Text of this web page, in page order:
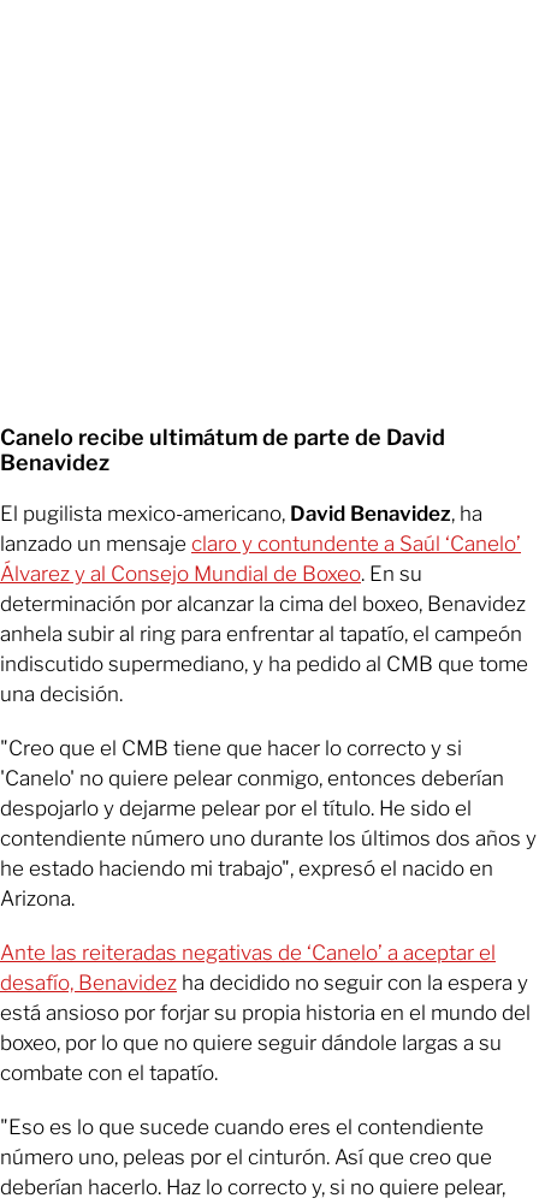
Canelo recibe ultimátum de parte de David
Benavidez
El pugilista mexico-americano, David Benavidez, ha
lanzado un mensaje claro y contundente a Saúl ‘Canelo’
Álvarez y al Consejo Mundial de Boxeo. En su
determinación por alcanzar la cima del boxeo, Benavidez
anhela subir al ring para enfrentar al tapatío, el campeón
indiscutido supermediano, y ha pedido al CMB que tome
una decisión.
"Creo que el CMB tiene que hacer lo correcto y si
'Canelo' no quiere pelear conmigo, entonces deberían
despojarlo y dejarme pelear por el título. He sido el
contendiente número uno durante los últimos dos años y
he estado haciendo mi trabajo", expresó el nacido en
Arizona.
Ante las reiteradas negativas de ‘Canelo’ a aceptar el
desafío, Benavidez ha decidido no seguir con la espera y
está ansioso por forjar su propia historia en el mundo del
boxeo, por lo que no quiere seguir dándole largas a su
combate con el tapatío.
"Eso es lo que sucede cuando eres el contendiente
número uno, peleas por el cinturón. Así que creo que
deberían hacerlo. Haz lo correcto y, si no quiere pelear,